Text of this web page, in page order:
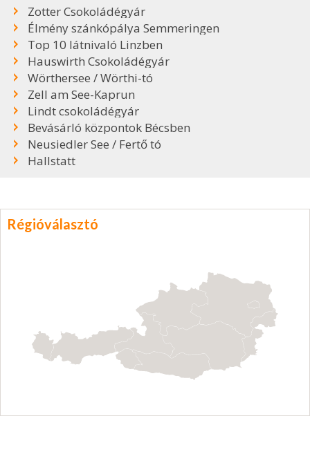
Zotter Csokoládégyár
Élmény szánkópálya Semmeringen
Top 10 látnivaló Linzben
Hauswirth Csokoládégyár
Wörthersee / Wörthi-tó
Zell am See-Kaprun
Lindt csokoládégyár
Bevásárló központok Bécsben
Neusiedler See / Fertő tó
Hallstatt
Régióválasztó